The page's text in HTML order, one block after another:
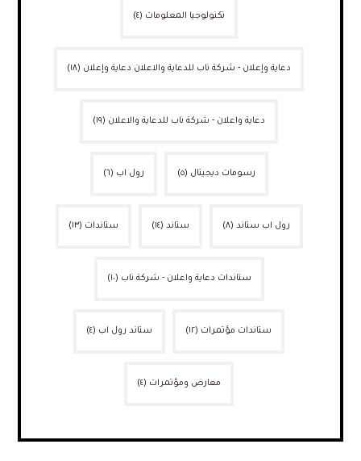
تكنولوجيا المعلومات (٤)
دعاية وإعلان - شركة ناب للدعاية والاعلان دعاية وإعلان (١٨)
دعاية واعلان - شركة ناب للدعاية والاعلان (١٩)
رسومات ديجيتال (٥) رول اب (٦)
رول اب ستاند (٨) ستاند (١٤) ستاندات (١٣)
ستاندات دعاية واعلان - شركة ناب (١٠)
ستاندات مؤتمرات (١٢) ستاند رول اب (٤)
معارض ومؤتمرات (٤)